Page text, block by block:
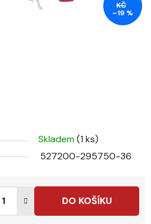
Skladem(1 ks)
527200-295750-36
DO KOŠÍKU
KČ
–19 %